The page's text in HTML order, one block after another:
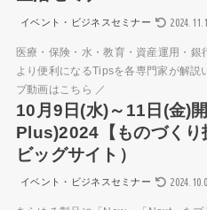
イベント・ビジネスセミナー
医療・保険・水・教育・資産運用・銀
より便利になるTipsを各専門家が解説
ブ動画はこちら ／
10月9日(水)～11日(金)
Plus)2024【ものづくり
ビッグサイト）
イベント・ビジネスセミナー